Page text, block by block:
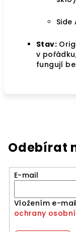
Stav:
v
fungují
Odebírat
E-mail
Vložením e-
ochrany